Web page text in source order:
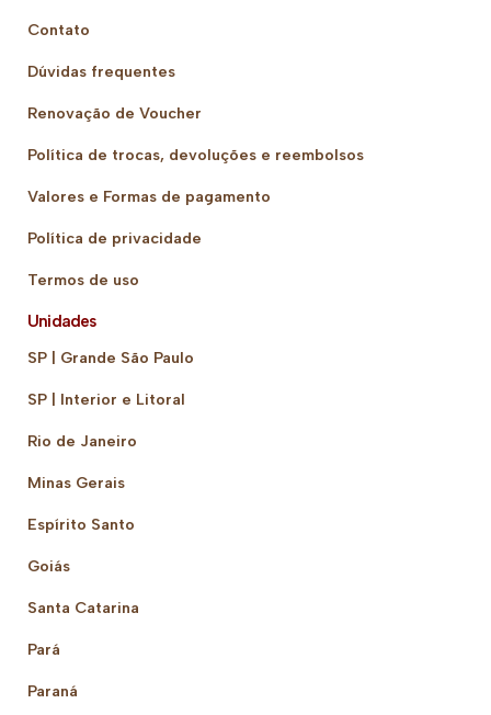
Contato
Dúvidas frequentes
Renovação de Voucher
Política de trocas, devoluções e reembolsos
Valores e Formas de pagamento
Política de privacidade
Termos de uso
Unidades
SP | Grande São Paulo
SP | Interior e Litoral
Rio de Janeiro
Minas Gerais
Espírito Santo
Goiás
Santa Catarina
Pará
Paraná